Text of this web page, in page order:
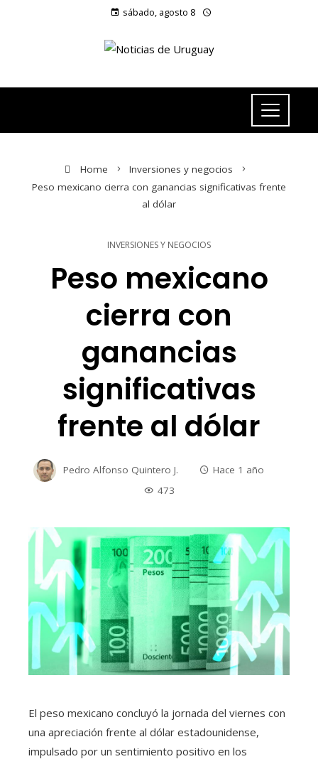
sábado, agosto 8
Home
Inversiones y negocios
Peso mexicano cierra con ganancias significativas frente
al dólar
INVERSIONES Y NEGOCIOS
Peso mexicano
cierra con
ganancias
significativas
frente al dólar
Pedro Alfonso Quintero J.
Hace 1 año
473
El peso mexicano concluyó la jornada del viernes con
una apreciación frente al dólar estadounidense,
impulsado por un sentimiento positivo en los